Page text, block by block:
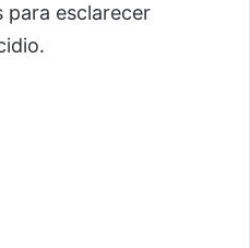
para esclarecer